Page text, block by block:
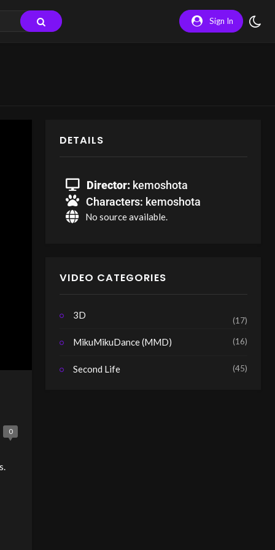
Sign In
0
DETAILS
Director: kemoshota
Characters: kemoshota
No source available.
VIDEO CATEGORIES
3D (17)
MikuMikuDance (MMD) (16)
Second Life (45)